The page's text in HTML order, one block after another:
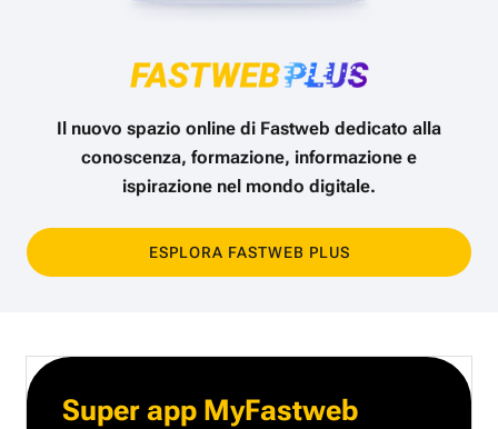
Il nuovo spazio online di Fastweb dedicato alla
conoscenza, formazione, informazione e
ispirazione nel mondo digitale.
ESPLORA FASTWEB PLUS
Super app MyFastweb